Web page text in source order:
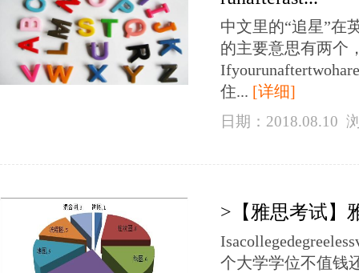
中文里的“追星”在
的主要意思有两个
住... [详细]
日期：2018.08.10
>【雅思考试】
个大学学位不值钱